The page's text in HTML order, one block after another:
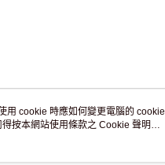
客戶服務
用 cookie 時應如何變更電腦的 cookie
按本網站使用條款之 Cookie 聲明使